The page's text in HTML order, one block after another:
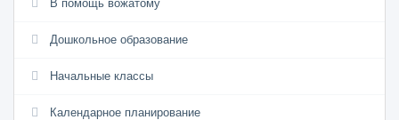
В помощь вожатому
Дошкольное образование
Начальные классы
Календарное планирование